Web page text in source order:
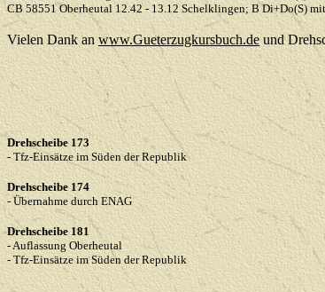
CB 58551 Oberheutal 12.42 - 13.12 Schelklingen; B Di+Do(S)
Vielen Dank an www.Gueterzugkursbuch.de und
Drehscheibe 173
- Tfz-Einsätze im Süden der Republik
Drehscheibe 174
-Übernahme durch ENAG
Drehscheibe 181
- Auflassung Oberheutal
- Tfz-Einsätze im Süden der Republik